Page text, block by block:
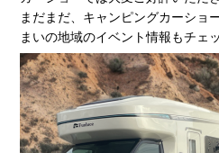
まだまだ、キャンピングカーショ
まいの地域のイベント情報もチェ